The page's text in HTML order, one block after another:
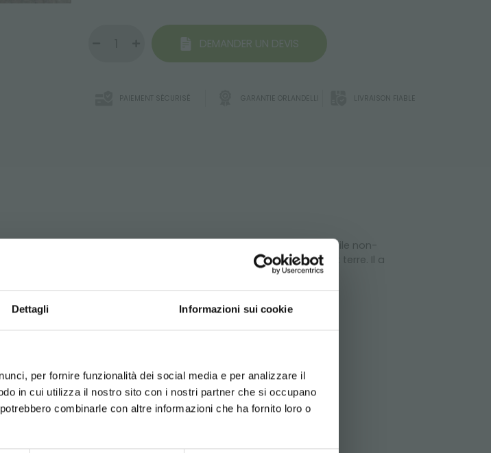
Dettagli Informazioni sui cookie
per fornire funzionalità dei social media e per analizzare il
in cui utilizza il nostro sito con i nostri partner che si occupano
combinarle con altre informazioni che ha fornito loro o
DEMANDER UN DEVIS
PAIEMENT SÉCURISÉ GARANTIE ORLANDELLI LIVRAISON FIABLE
le correct traitement des plants. Obtenu de couches de Géotextile non-
est un produit spécifique pour l’emploi à contact avec eau et terre. Il a
retenir pour long temps le liquide absorbé.
UNITED STATES ENGLISH
LA FICHE
inscrivez-vous pour
fiche technique